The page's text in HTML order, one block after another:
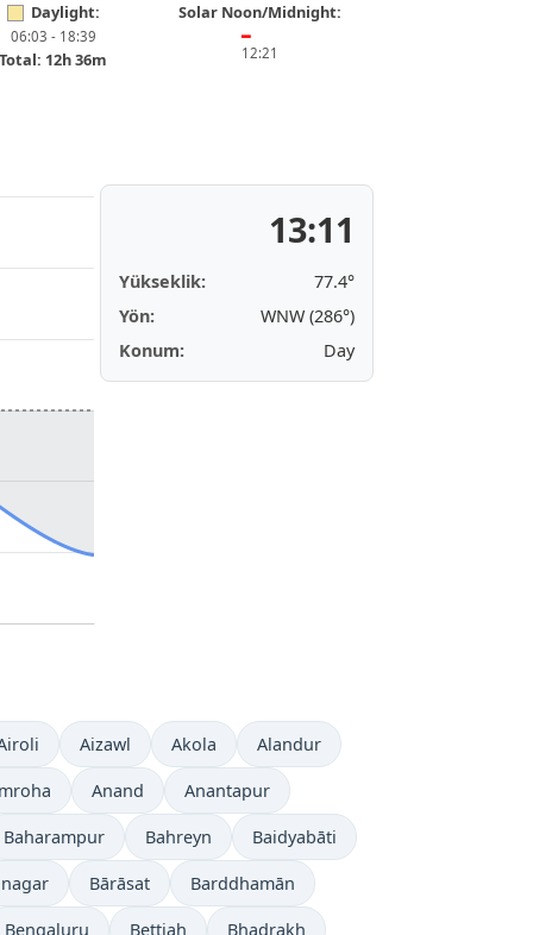
Daylight:
06:03 - 18:39
Total: 12h 36m
Solar Noon/Midnight:
━
12:21
13:11
Yükseklik:
77.4°
Yön:
WNW (286°)
Konum:
Day
Aizawl Akola Alandur
Anand Anantapur
Baharampur Bahreyn Baidyabāti
Bārāsat Barddhamān
Bengaluru Bettiah Bhadrakh